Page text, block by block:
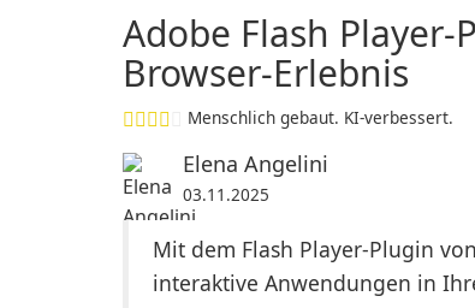
Adobe Flash
Browser-Erlebnis
Menschlich gebaut. KI-verbessert.
Elena Angelini
03.11.2025
Mit dem Flash Player-Plugin
interaktive Anwendungen in